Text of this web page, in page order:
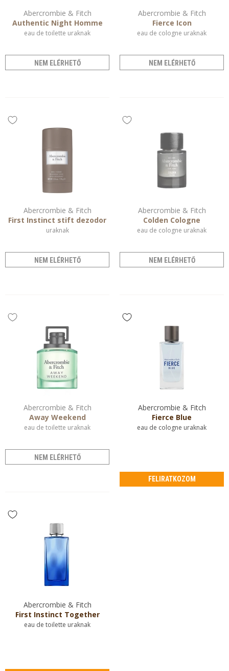
Abercrombie & Fitch
Authentic Night Homme
eau de toilette uraknak
NEM ELÉRHETŐ
Abercrombie & Fitch
Fierce Icon
eau de cologne uraknak
NEM ELÉRHETŐ
Abercrombie & Fitch
First Instinct stift dezodor
uraknak
NEM ELÉRHETŐ
Abercrombie & Fitch
Colden Cologne
eau de cologne uraknak
NEM ELÉRHETŐ
Abercrombie & Fitch
Away Weekend
eau de toilette uraknak
NEM ELÉRHETŐ
Abercrombie & Fitch
Fierce Blue
eau de cologne uraknak
FELIRATKOZOM
Abercrombie & Fitch
First Instinct Together
eau de toilette uraknak